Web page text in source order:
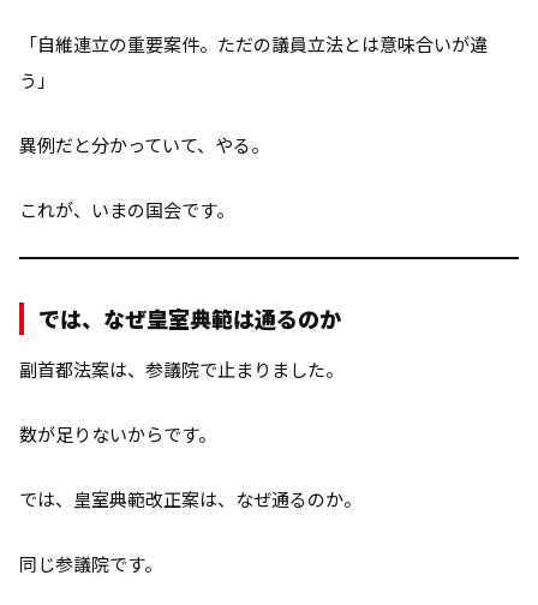
「自維連立の重要案件。ただの議員立法とは意味合いが違
う」
異例だと分かっていて、やる。
これが、いまの国会です。
では、なぜ皇室典範は通るのか
副首都法案は、参議院で止まりました。
数が足りないからです。
では、皇室典範改正案は、なぜ通るのか。
同じ参議院です。